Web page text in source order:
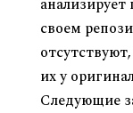
своем
их у
Следующие